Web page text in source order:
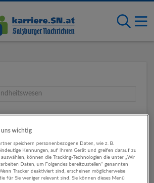
uns wichtig
speichern personenbezogene Daten, wie z. B.
Kennungen, auf Ihrem Gerät und greifen darauf zu
können die Tracking-Technologien die unter „Wir
Daten, um Folgendes bereitzustellen“ genannten
Tracker deaktiviert sind, erscheinen möglicherweise
für Sie weniger relevant sind. Sie können dieses Menü